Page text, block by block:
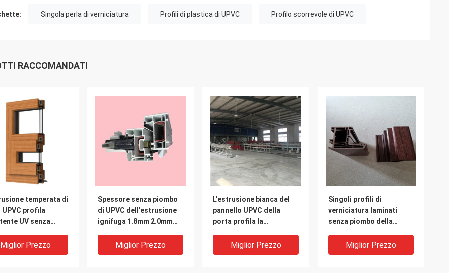
Singola perla di verniciatura Profili di plastica di UPVC Profilo scorrevole di UPVC
RACCOMANDATI
temperata di
profila
UV senza
Miglior Prezzo
Spessore senza piombo
di UPVC dell'estrusione
ignifuga 1.8mm 2.0mm
Miglior Prezzo
L'estrusione bianca del
pannello UPVC della
porta profila la
dell'estrusione di Co
Miglior Prezzo
Singoli profili di
verniciatura laminati
senza piombo della
della perla UPVC
Miglior Prezzo